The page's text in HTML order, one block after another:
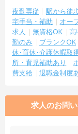
夜勤専従 駅から徒
宅手当・補助
オー
求人
無資格OK 高
勤のみ
ブランクOK
休･育休･介護休暇取
所・育児補助あり
費支給
退職金制度
求人のお問